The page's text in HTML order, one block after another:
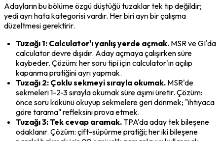
Adayların bu bölüme özgü düştüğü tuzaklar tek tıp değildir;
yedi ayrı hata kategorisi vardır. Her biri ayrı bir çalışma
düzeltmesi gerektirir.
Tuzağı 1: Calculator'ı yanlış yerde açmak. MSR ve GI'da
calculator devre dışıdır. Aday açmaya çalışırken süre
kaybeder. Çözüm: her soru tipi için calculator'ın açılıp
kapanma pratiğini ayrı yapmak.
Tuzağı 2: Çoklu sekmeyi sırayla okumak. MSR'de
sekmeleri 1-2-3 sırayla okumak süre aşımı üretir. Çözüm:
önce soru kökünü okuyup sekmelere geri dönmek; "ihtiyaca
göre tarama" refleksini prova etmek.
Tuzağı 3: Tek cevap aramak. TPA'da aday tek bileşene
odaklanır. Çözüm: çift-süpürme pratiği; her iki bileşene